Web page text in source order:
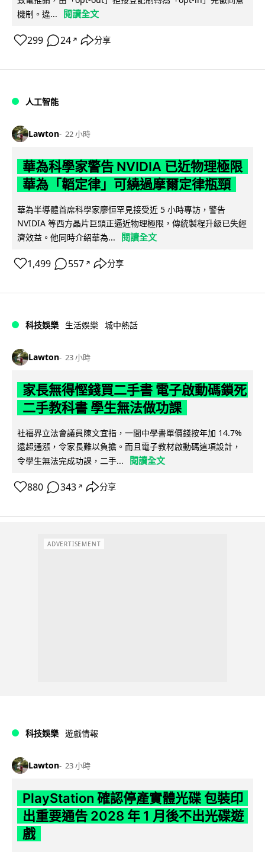
機制。違...
閱讀全文
299 24 ↗ 分享
人工智能
Lawton 22 小時
華為科學家警告 NVIDIA 已近物理極限
華為「韜定律」可繞過摩爾定律瓶頸
華為半導體首席科學家廖恒罕見接受近 5 小時專訪，警告
NVIDIA 等西方晶片巨頭正逼近物理極限，傳統製程升級已失經
濟效益。他同時介紹華為...
閱讀全文
1,499 557 ↗ 分享
科技娛樂 生活娛樂 城中熱話
Lawton 23 小時
家長無得慳錢買二手書 電子啟動碼鎖死
二手教科書 學生無法做功課
社福界立法會議員陳文宜指，一間中學書單價錢按年加 14.7%
遠超通漲，令家長難以負擔。而且電子教材啟動碼這項設計，
令學生無法完成功課，二手...
閱讀全文
880 343 ↗ 分享
ADVERTISEMENT
科技娛樂 遊戲情報
Lawton 23 小時
PlayStation 確認停產實體光碟 包裝印
出重要通告 2028 年 1 月後不出光碟遊
戲